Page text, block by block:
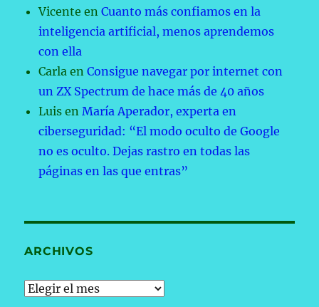
Vicente enCuanto más confiamos en la
inteligencia artificial, menos aprendemos
con ella
Carla enConsigue navegar por internet con
un ZX Spectrum de hace más de 40 años
Luis enMaría Aperador, experta en
ciberseguridad: “El modo oculto de Google
no es oculto. Dejas rastro en todas las
páginas en las que entras”
ARCHIVOS
Archivos